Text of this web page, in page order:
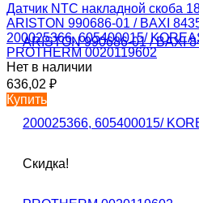
Датчик NTC накладной скоба
ARISTON 990686-01 / BAXI
200025366, 605400015/
PROTHERM 0020119602
Нет в наличии
636,02 ₽
Купить
Скидка!